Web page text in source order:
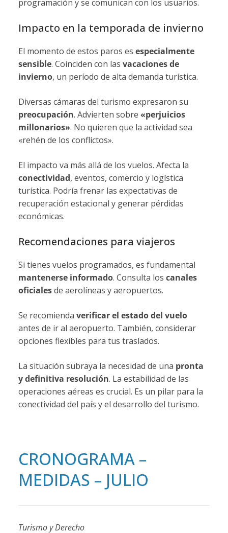
programación y se comunican con los usuarios.
Impacto en la temporada de invierno
El momento de estos paros es especialmente
sensible. Coinciden con las vacaciones de
invierno, un período de alta demanda turística.
Diversas cámaras del turismo expresaron su
preocupación. Advierten sobre «perjuicios
millonarios». No quieren que la actividad sea
«rehén de los conflictos».
El impacto va más allá de los vuelos. Afecta la
conectividad, eventos, comercio y logística
turística. Podría frenar las expectativas de
recuperación estacional y generar pérdidas
económicas.
Recomendaciones para viajeros
Si tienes vuelos programados, es fundamental
mantenerse informado. Consulta los canales
oficialesde aerolíneas y aeropuertos.
Se recomienda verificar el estado del vuelo
antes de ir al aeropuerto. También, considerar
opciones flexibles para tus traslados.
La situación subraya la necesidad de una pronta
y definitiva resolución. La estabilidad de las
operaciones aéreas es crucial. Es un pilar para la
conectividad del país y el desarrollo del turismo.
CRONOGRAMA –
MEDIDAS – JULIO
Turismo y Derecho